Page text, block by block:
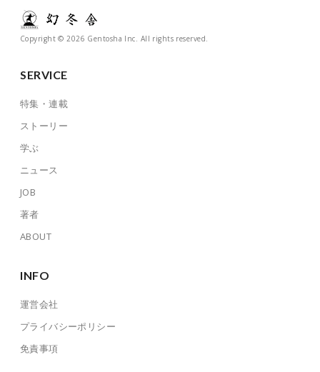
Copyright © 2026 Gentosha Inc. All rights reserved.
SERVICE
特集・連載
ストーリー
学ぶ
ニュース
JOB
著者
ABOUT
INFO
運営会社
プライバシーポリシー
免責事項